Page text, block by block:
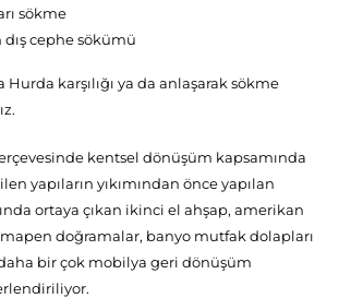
sökme
cephe sökümü
karşılığı ya da anlaşarak sökme
kentsel dönüşüm kapsamında
yapıların yıkımından önce yapılan
ortaya çıkan ikinci el ahşap, amerikan
doğramalar, banyo mutfak dolapları
bir çok mobilya geri dönüşüm